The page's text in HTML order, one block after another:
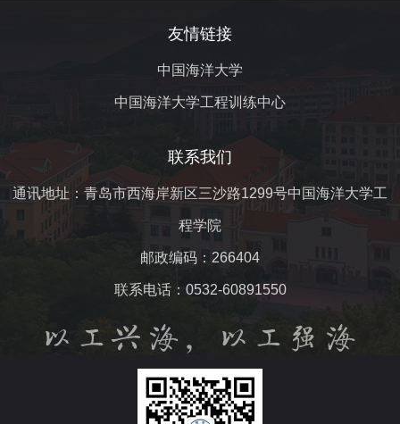
友情链接
中国海洋大学
中国海洋大学工程训练中心
联系我们
通讯地址：青岛市西海岸新区三沙路1299号中国海洋大学工
程学院
邮政编码：266404
联系电话：0532-60891550